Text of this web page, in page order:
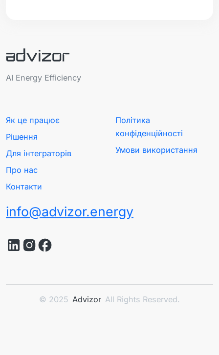
AI Energy Efficiency
Як це працює
Рішення
Для інтеграторів
Про нас
Контакти
Політика
конфіденційності
Умови використання
info@advizor.energy
© 2025 Advizor All Rights Reserved.